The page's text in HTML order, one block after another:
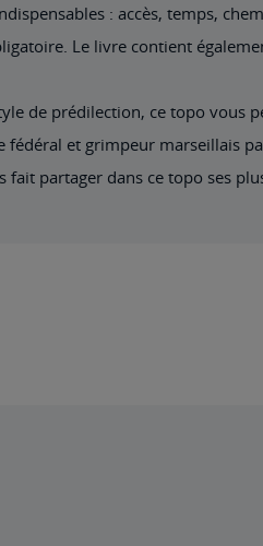
: accès, temps,
Le livre contient
de prédilection, ce topo vous
et grimpeur marseillais
partager dans ce topo ses